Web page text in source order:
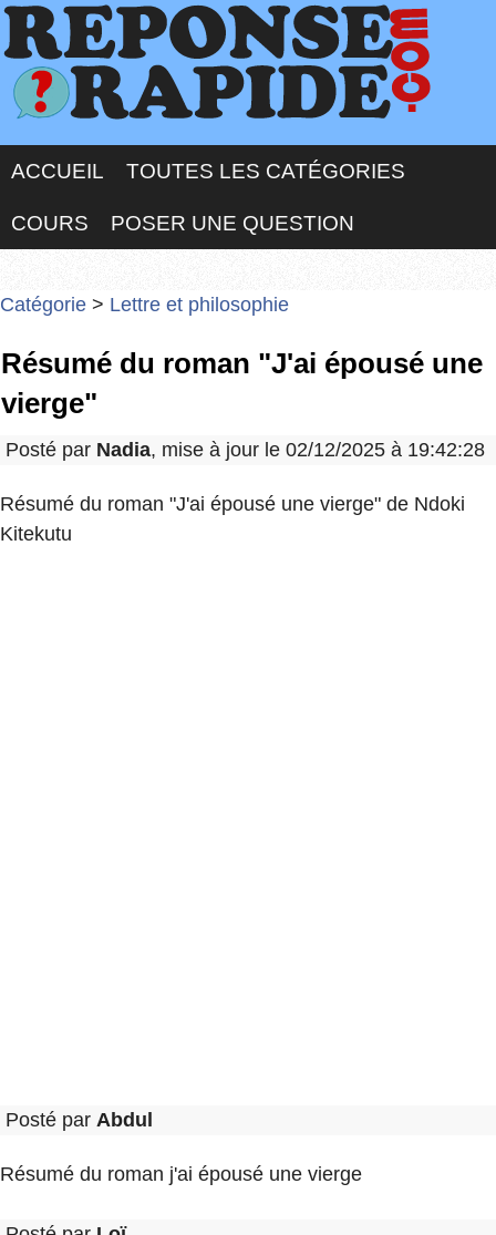
ACCUEIL TOUTES LES CATÉGORIES
COURS POSER UNE QUESTION
Catégorie > Lettre et philosophie
Résumé du roman "J'ai épousé une
vierge"
Posté par Nadia, mise à jour le 02/12/2025 à 19:42:28
Résumé du roman "J'ai épousé une vierge" de Ndoki
Kitekutu
Posté par Abdul
Résumé du roman j'ai épousé une vierge